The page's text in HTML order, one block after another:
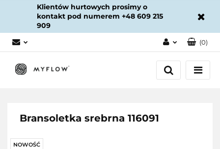
Klientów hurtowych prosimy o
kontakt pod numerem +48 609 215
909
Zaloguj się
Załóż konto
(0)
Bransoletka srebrna 116091
NOWOŚĆ